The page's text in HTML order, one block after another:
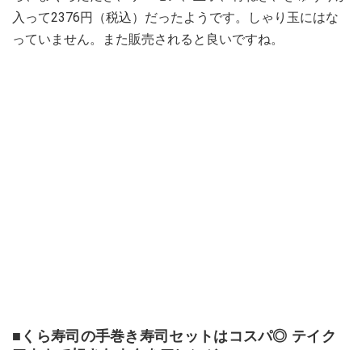
入って2376円（税込）だったようです。しゃり玉にはな
っていません。また販売されると良いですね。
■くら寿司の手巻き寿司セットはコスパ◎ テイク